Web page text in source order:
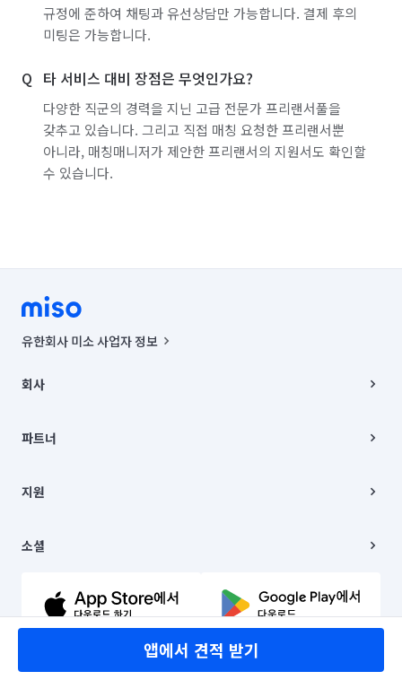
규정에 준하여 채팅과 유선상담만 가능합니다. 결제 후의
미팅은 가능합니다.
타 서비스 대비 장점은 무엇인가요?
다양한 직군의 경력을 지닌 고급 전문가 프리랜서풀을
갖추고 있습니다. 그리고 직접 매칭 요청한 프리랜서뿐
아니라, 매칭매니저가 제안한 프리랜서의 지원서도 확인할
수 있습니다.
앱에서 견적 받기
유한회사 미소 사업자 정보
00019 |
주소 | 본사: 서울특별시 종로구 율곡로 6(중학동, 트윈트리빌딩) B동 5층
컨택센터 : 서울특별시 종로구 수송동 율곡로 24, 7층, 8층 미소
상품, 상품정보, 거래에 관한 의무와 책임은 거래당사자에게 있습니다.
언론 보도 관련 문의:
© 유한회사 미소. Miso, Inc. All Rights Reserved.
회사
채용
파트너
이사
지원
이용약관
문의하기
소셜
유튜브